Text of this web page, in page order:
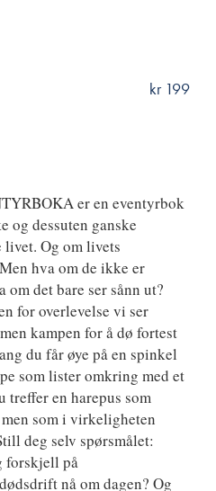
kr 199
er en eventyrbok
og dessuten ganske
livet. Og om livets
hva om de ikke er
det bare ser sånn ut?
for overlevelse vi ser
kampen for å dø fortest
du får øye på en spinkel
som lister omkring med et
treffer en harepus som
som i virkeligheten
deg selv spørsmålet:
forskjell på
nå om dagen? Og